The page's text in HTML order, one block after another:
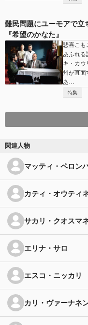
難民問題にユーモアで立
『希望のかなた』
悲喜こも
あふれる
キ・カウ
州が直面
あ…
特集
関連人物
マッティ・ペロン
カティ・オウティ
サカリ・クオスマ
エリナ・サロ
エスコ・ニッカリ
カリ・ヴァーナネ